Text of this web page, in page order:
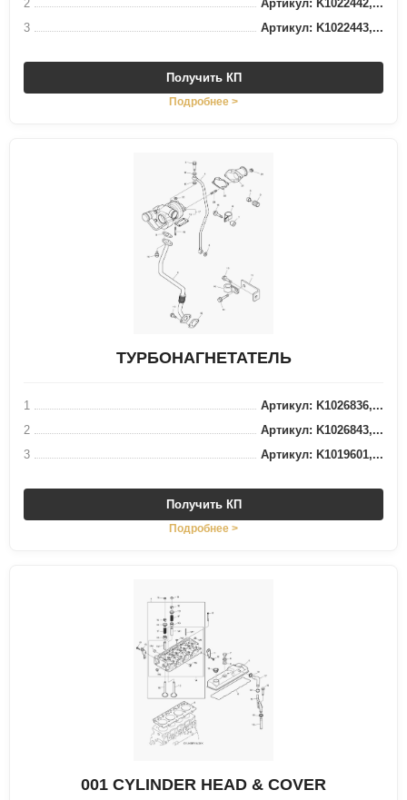
2
Артикул: K1022442,...
3
Артикул: K1022443,...
Получить КП
Подробнее >
ТУРБОНАГНЕТАТЕЛЬ
1
Артикул: K1026836,...
2
Артикул: K1026843,...
3
Артикул: K1019601,...
Получить КП
Подробнее >
001 CYLINDER HEAD & COVER